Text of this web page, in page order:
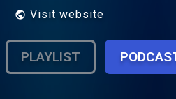
desempenho a Rádio tem
contemplada com diversos
Visit website
PLAYLIST